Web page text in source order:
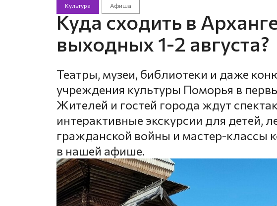
Культура Афиша
Куда сходить в
выходных 1-2 августа?
Театры, музеи, библиотеки и даже
учреждения культуры Поморья в
Жителей и гостей города ждут
интерактивные экскурсии для детей,
гражданской войны и мастер-
в нашей афише.